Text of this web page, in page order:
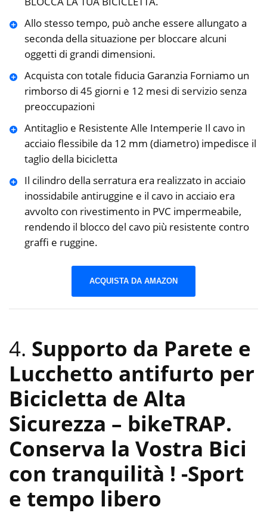
Allo stesso tempo, può anche essere allungato a
seconda della situazione per bloccare alcuni
oggetti di grandi dimensioni.
Acquista con totale fiducia Garanzia Forniamo un
rimborso di 45 giorni e 12 mesi di servizio senza
preoccupazioni
Antitaglio e Resistente Alle Intemperie Il cavo in
acciaio flessibile da 12 mm (diametro) impedisce il
taglio della bicicletta
Il cilindro della serratura era realizzato in acciaio
inossidabile antiruggine e il cavo in acciaio era
avvolto con rivestimento in PVC impermeabile,
rendendo il blocco del cavo più resistente contro
graffi e ruggine.
ACQUISTA DA AMAZON
4. Supporto da Parete e
Lucchetto antifurto per
Bicicletta de Alta
Sicurezza – bikeTRAP.
Conserva la Vostra Bici
con tranquilità ! -Sport
e tempo libero